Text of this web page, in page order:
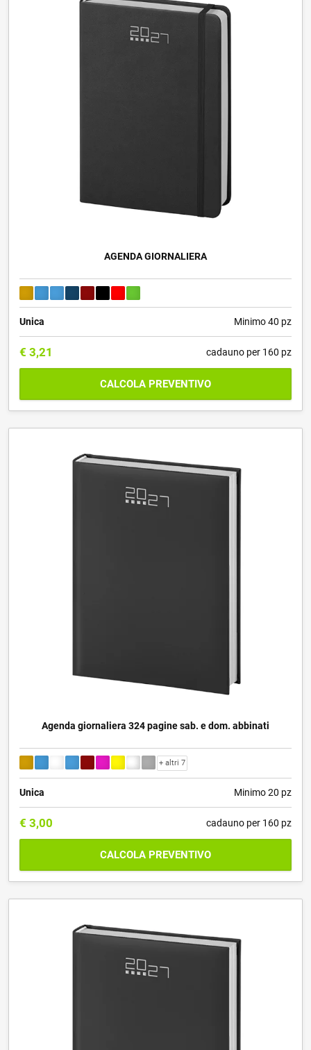
AGENDA GIORNALIERA
Unica Minimo 40 pz
€ 3,21 cadauno per 160 pz
CALCOLA PREVENTIVO
Agenda giornaliera 324 pagine sab. e dom. abbinati
+ altri 7
Unica Minimo 20 pz
€ 3,00 cadauno per 160 pz
CALCOLA PREVENTIVO